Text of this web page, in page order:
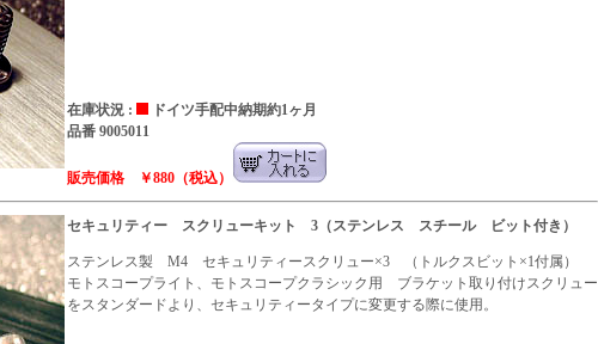
在庫状況 :
ドイツ手配中納期約1ヶ月
品番 9005011
販売価格 ￥880（税込）
セキュリティー スクリューキット 3（ステンレス スチール ビット付き）
ステンレス製 M4 セキュリティースクリュー×3 （トルクスビット×1付属）
モトスコープライト、モトスコープクラシック用 ブラケット取り付けスクリュー
をスタンダードより、セキュリティータイプに変更する際に使用。